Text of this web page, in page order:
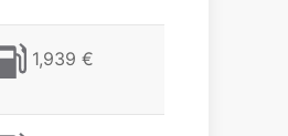
1,939 €